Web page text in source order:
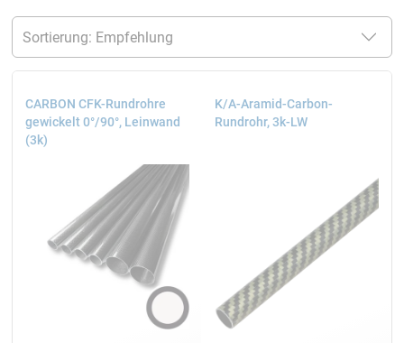
CARBON CFK-Rundrohre
gewickelt 0°/90°, Leinwand
(3k)
K/A-Aramid-Carbon-
Rundrohr, 3k-LW